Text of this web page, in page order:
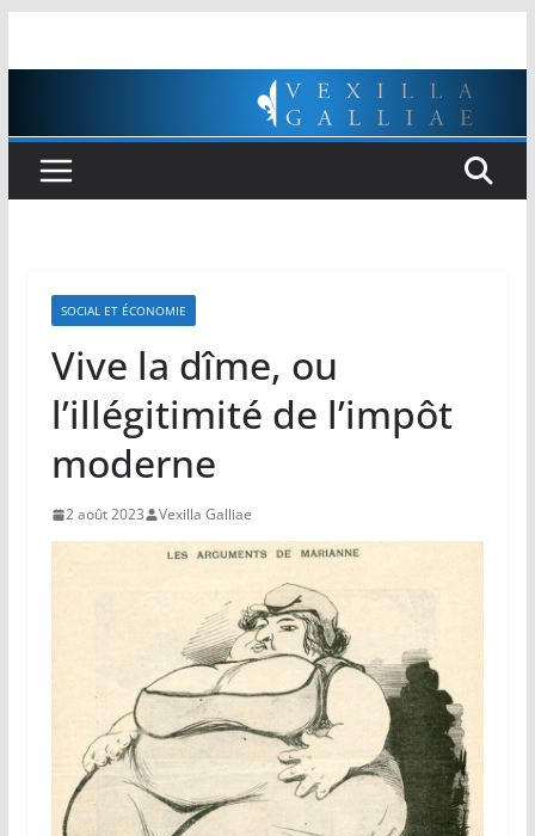
SOCIAL ET ÉCONOMIE
Vive la dîme, ou
l’illégitimité de l’impôt
moderne
2 août 2023 Vexilla Galliae